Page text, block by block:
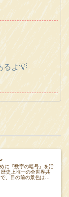
るよ💡
に『数字の暗号』を活
史上唯一の全世界共
、目の前の景色は違